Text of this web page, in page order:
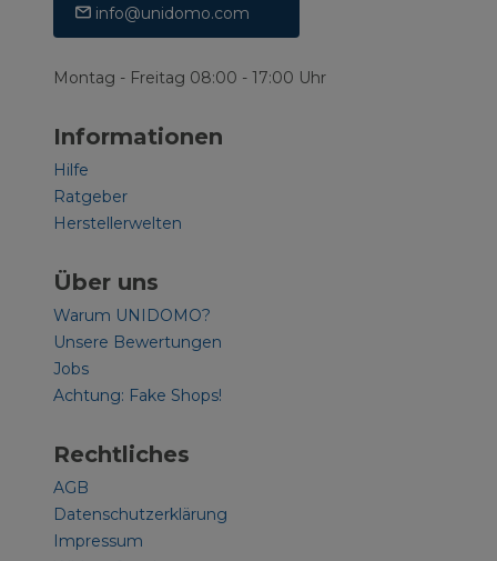
info@unidomo.com
Montag - Freitag 08:00 - 17:00 Uhr
Informationen
Hilfe
Ratgeber
Herstellerwelten
Über uns
Warum UNIDOMO?
Unsere Bewertungen
Jobs
Achtung: Fake Shops!
Rechtliches
AGB
Datenschutzerklärung
Impressum